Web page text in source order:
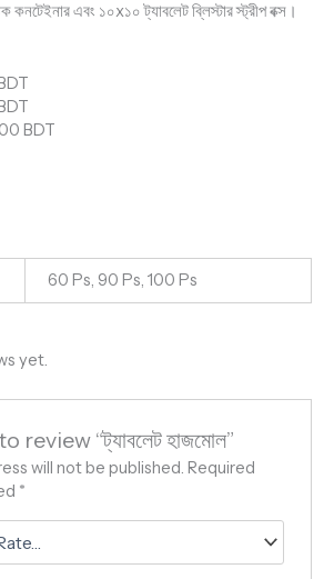
কনটেইনার এবং ১০x১০ ট্যাবলেট ব্লিস্টার স্ট্রীপ বক্স।
BDT
60 Ps, 90 Ps, 100 Ps
yet.
review “ট্যাবলেট হাজমোল”
will not be published. Required
*